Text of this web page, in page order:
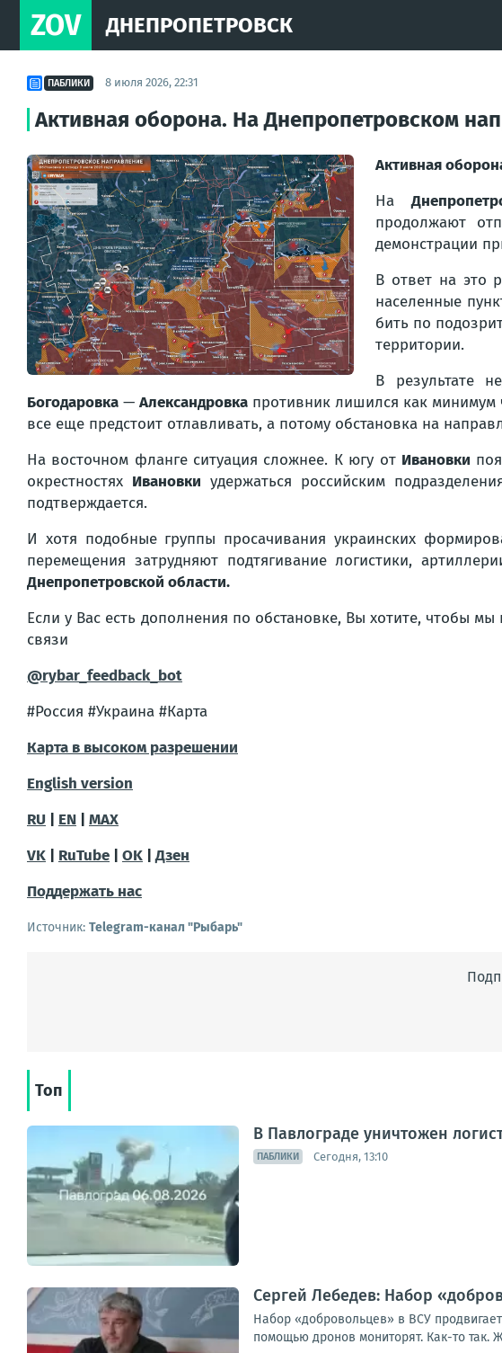
ZOV ДНЕПРОПЕТРОВСК
ПАБЛИКИ 8 июля 2026, 22:31
Активная оборона. На Днепропетровском
Активная
На
продолжают
демонстрации
В ответ на это
населенные
бить по
территории.
В результате
Богодаровка —Александровка противник лишился как минимум
все еще предстоит отлавливать, а потому обстановка на
На восточном фланге ситуация сложнее. К югу от Ивановки
окрестностях Ивановки удержаться российским
подтверждается.
И хотя подобные группы просачивания украинских
перемещения затрудняют подтягивание логистики,
Днепропетровской области.
Если у Вас есть дополнения по обстановке, Вы хотите, чтобы
связи
@rybar_feedback_bot
#Россия #Украина #Карта
Карта в высоком разрешении
English version
RU
EN
MAX
VK
RuTube OK |Дзен
Поддержать нас
Источник: Telegram-канал "Рыбарь"
Топ
В Павлограде уничтожен
ПАБЛИКИ Сегодня, 13:10
Сергей Лебедев: Набор
Набор «добровольцев» в ВСУ
помощью дронов мониторят. Как-то так.